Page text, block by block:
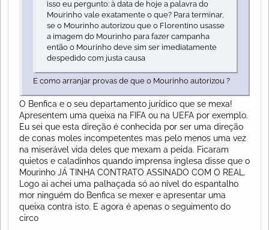
isso eu pergunto: à data de hoje a palavra do
Mourinho vale exatamente o que? Para terminar,
se o Mourinho autorizou que o Florentino usasse
a imagem do Mourinho para fazer campanha
então o Mourinho deve sim ser imediatamente
despedido com justa causa
E como arranjar provas de que o Mourinho autorizou ?
O Benfica e o seu departamento jurídico que se mexa!
Apresentem uma queixa na FIFA ou na UEFA por exemplo.
Eu sei que esta direção é conhecida por ser uma direção
de conas moles incompetentes mas pelo menos uma vez
na miserável vida deles que mexam a peida. Ficaram
quietos e caladinhos quando imprensa inglesa disse que o
Mourinho JÁ TINHA CONTRATO ASSINADO COM O REAL.
Logo ai achei uma palhaçada só ao nível do espantalho
mor ninguém do Benfica se mexer e apresentar uma
queixa contra isto. E agora é apenas o seguimento do
circo